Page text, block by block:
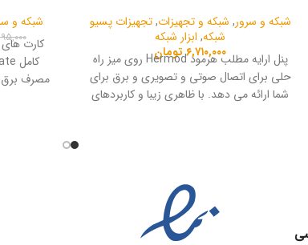
شبکه و سرور, شبکه و تجهیزات,تجهیزات پسیو
شبکه, ابزار شبکه
۶,۷۱۰,۰۰۰تومان
پنل ارایه مطلب هرمود Hermod روی میز راه
حلی برای اتصال صوتی و تصویری و برق برای
شما ارائه می دهد. با ظاهری زیبا و کاربردهای
بهترین پنل سوکت های پاپ آپ است که
همچنان نیز در حال توسعه و استفاده با کاربری
های مختلف است.
شبکه و
مصرف برق